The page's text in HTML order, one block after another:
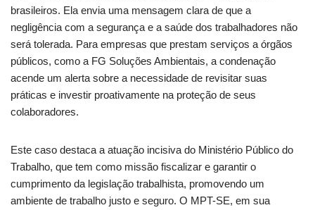
brasileiros. Ela envia uma mensagem clara de que a
negligência com a segurança e a saúde dos trabalhadores não
será tolerada. Para empresas que prestam serviços a órgãos
públicos, como a FG Soluções Ambientais, a condenação
acende um alerta sobre a necessidade de revisitar suas
práticas e investir proativamente na proteção de seus
colaboradores.
Este caso destaca a atuação incisiva do Ministério Público do
Trabalho, que tem como missão fiscalizar e garantir o
cumprimento da legislação trabalhista, promovendo um
ambiente de trabalho justo e seguro. O MPT-SE, em sua